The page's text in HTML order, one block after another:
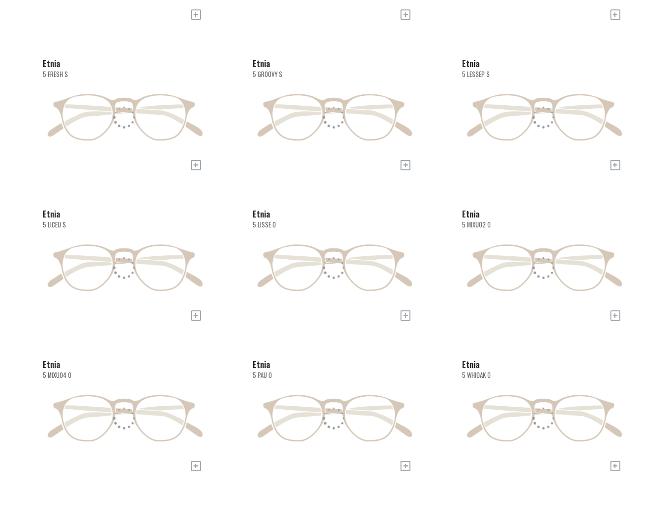
+ + +
Etnia
5 FRESH S
+
Etnia
5 GROOVY S
+
Etnia
5 LESSEP S
+
Etnia
5 LICEU S
+
Etnia
5 LISSE O
+
Etnia
5 MIXU02 O
+
Etnia
5 MIXU04 O
+
Etnia
5 PAU O
+
Etnia
5 WHIOAK O
+